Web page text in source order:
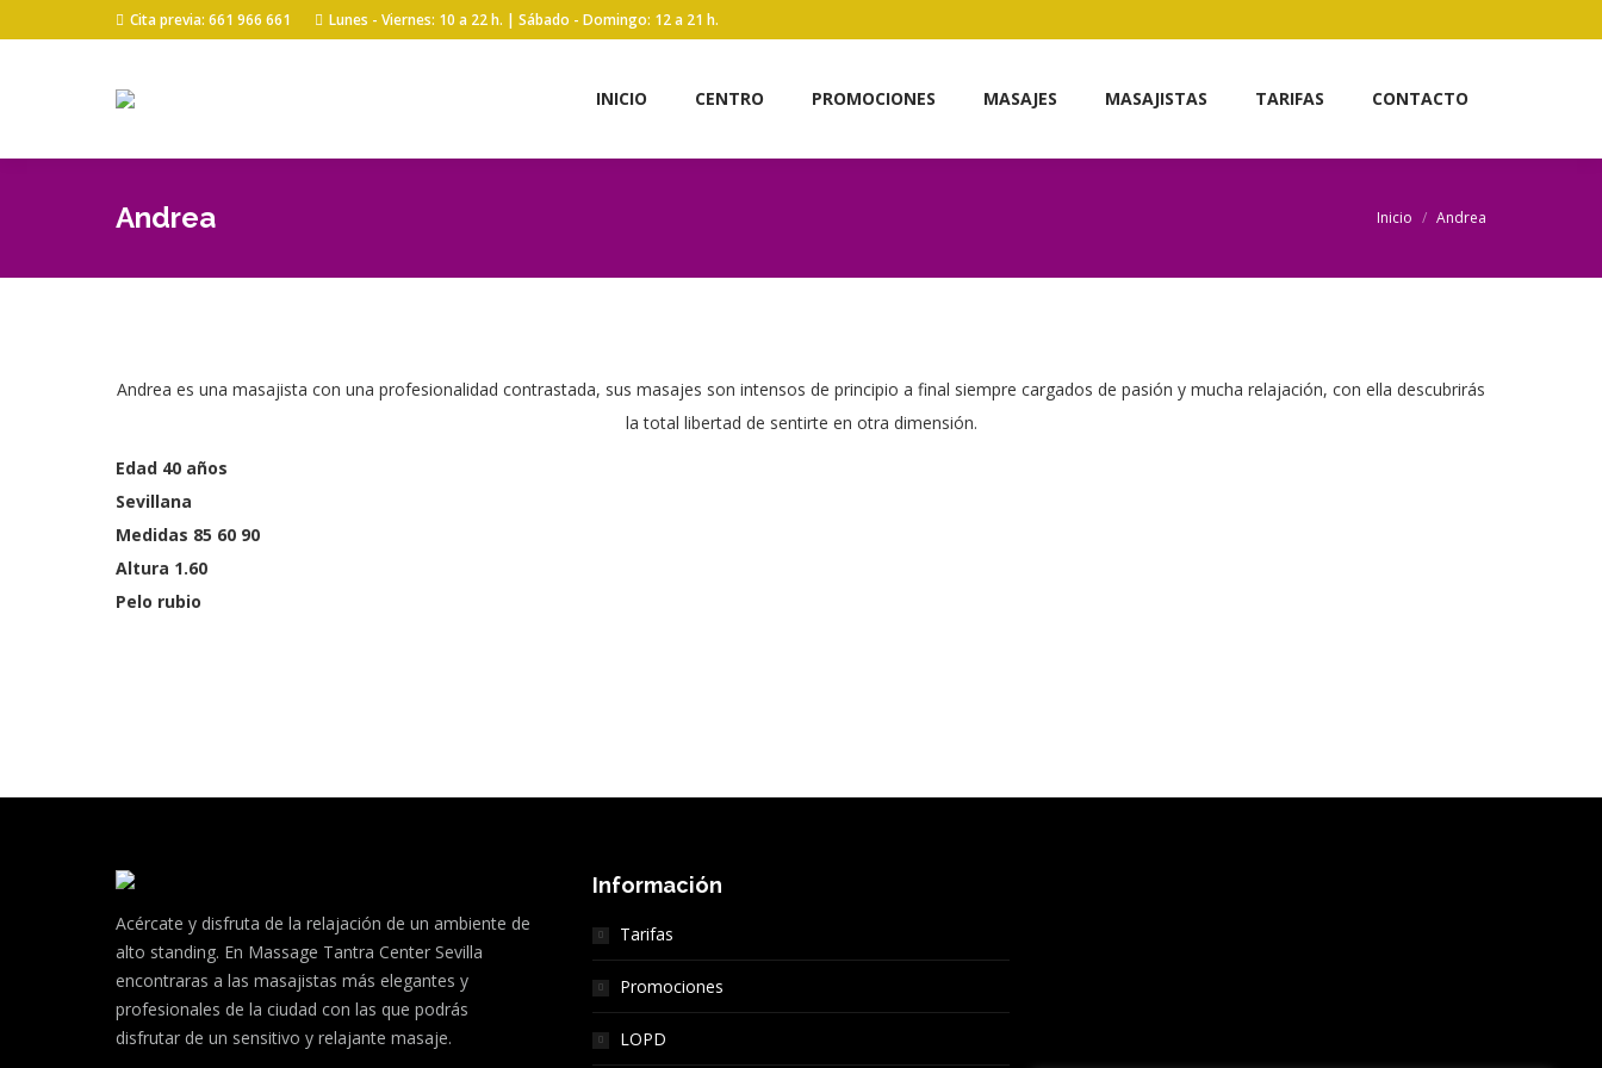
Cita previa: 661 966 661 Lunes - Viernes: 10 a 22 h. | Sábado - Domingo: 12 a 21 h.
INICIO CENTRO PROMOCIONES MASAJES MASAJISTAS TARIFAS CONTACTO
Andrea Estás aquí:
Inicio Andrea
Andrea es una masajista con una profesionalidad contrastada, sus masajes son intensos de principio a final siempre cargados de pasión y mucha relajación, con ella descubrirás
la total libertad de sentirte en otra dimensión.
Edad 40 años
Sevillana
Medidas 85 60 90
Altura 1.60
Pelo rubio
Acércate y disfruta de la relajación de un ambiente de
alto standing. En Massage Tantra Center Sevilla
encontraras a las masajistas más elegantes y
profesionales de la ciudad con las que podrás
disfrutar de un sensitivo y relajante masaje.
Información
Tarifas
Promociones
LOPD